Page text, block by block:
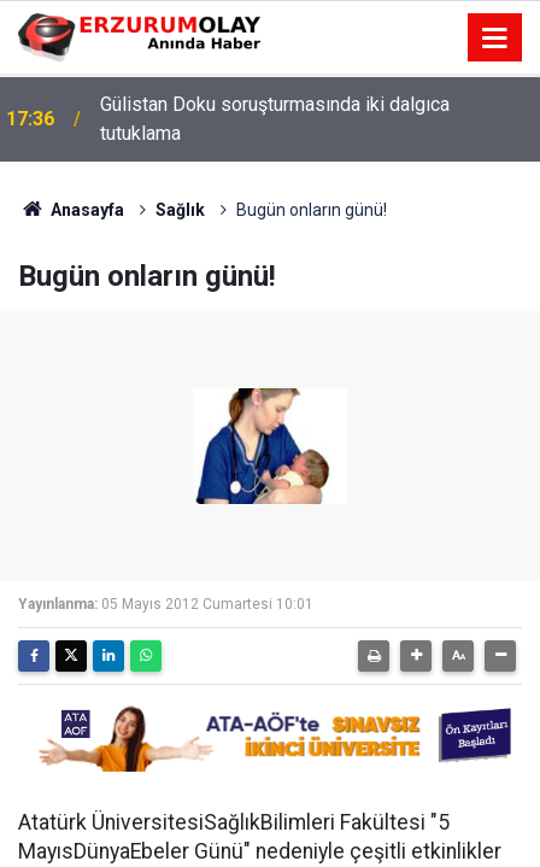
17:36
Gülistan Doku soruşturmasında iki dalgıca
tutuklama
Anasayfa Sağlık Bugün onların günü!
Bugün onların günü!
Yayınlanma: 05 Mayıs 2012 Cumartesi 10:01
Atatürk ÜniversitesiSağlıkBilimleri Fakültesi "5
MayısDünyaEbeler Günü" nedeniyle çeşitli etkinlikler